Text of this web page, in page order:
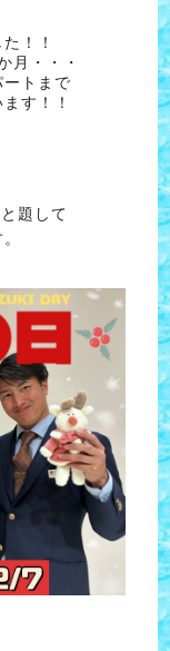
！！
月・・・
トまで
す！！
と題して